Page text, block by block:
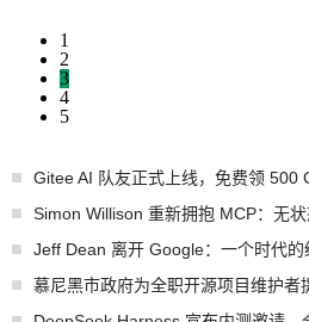
1
2
3
4
5
Gitee AI 队友正式上线，免费领 500
Simon Willison 重新拥抱 MCP：无
Jeff Dean 离开 Google：一个时代
慕尼黑市政府为全职开源项目维护者